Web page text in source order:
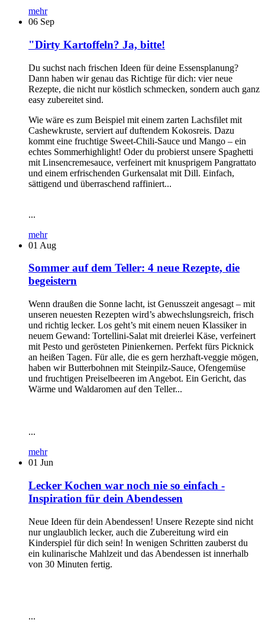
mehr
06 Sep
"Dirty Kartoffeln? Ja, bitte!
Du suchst nach frischen Ideen für deine Essensplanung?
Dann haben wir genau das Richtige für dich: vier neue
Rezepte, die nicht nur köstlich schmecken, sondern auch ganz
easy zubereitet sind.
Wie wäre es zum Beispiel mit einem zarten Lachsfilet mit
Cashewkruste, serviert auf duftendem Kokosreis. Dazu
kommt eine fruchtige Sweet-Chili-Sauce und Mango – ein
echtes Sommerhighlight! Oder du probierst unsere Spaghetti
mit Linsencremesauce, verfeinert mit knusprigem Pangrattato
und einem erfrischenden Gurkensalat mit Dill. Einfach,
sättigend und überraschend raffiniert...
...
mehr
01 Aug
Sommer auf dem Teller: 4 neue Rezepte, die
begeistern
Wenn draußen die Sonne lacht, ist Genusszeit angesagt – mit
unseren neuesten Rezepten wird’s abwechslungsreich, frisch
und richtig lecker. Los geht’s mit einem neuen Klassiker in
neuem Gewand: Tortellini-Salat mit dreierlei Käse, verfeinert
mit Pesto und gerösteten Pinienkernen. Perfekt fürs Picknick
an heißen Tagen. Für alle, die es gern herzhaft-veggie mögen,
haben wir Butterbohnen mit Steinpilz-Sauce, Ofengemüse
und fruchtigen Preiselbeeren im Angebot. Ein Gericht, das
Wärme und Waldaromen auf den Teller...
...
mehr
01 Jun
Lecker Kochen war noch nie so einfach -
Inspiration für dein Abendessen
Neue Ideen für dein Abendessen! Unsere Rezepte sind nicht
nur unglaublich lecker, auch die Zubereitung wird ein
Kinderspiel für dich sein! In wenigen Schritten zauberst du
ein kulinarische Mahlzeit und das Abendessen ist innerhalb
von 30 Minuten fertig.
...